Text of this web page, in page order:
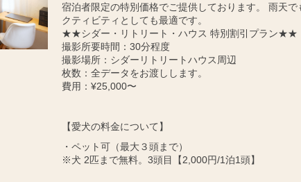
宿泊者限定の特別価格でご提供しております。 雨天
クティビティとしても最適です。
★★シダー・リトリート・ハウス 特別割引プラン★★
撮影所要時間：30分程度
撮影場所：シダーリトリートハウス周辺
枚数：全データをお渡しします。
費用：¥25,000〜
【愛犬の料金について】
・ペット可（最大３頭まで）
※犬 2匹まで無料。3頭目【2,000円/1泊1頭】